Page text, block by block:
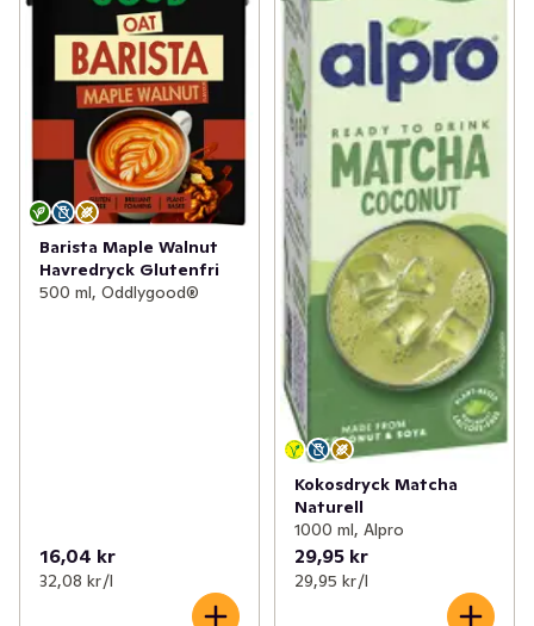
Barista Maple Walnut
Havredryck Glutenfri
500 ml, Oddlygood®
16,04 kr
32,08 kr /l
Kokosdryck Matcha
Naturell
1000 ml, Alpro
29,95 kr
29,95 kr /l